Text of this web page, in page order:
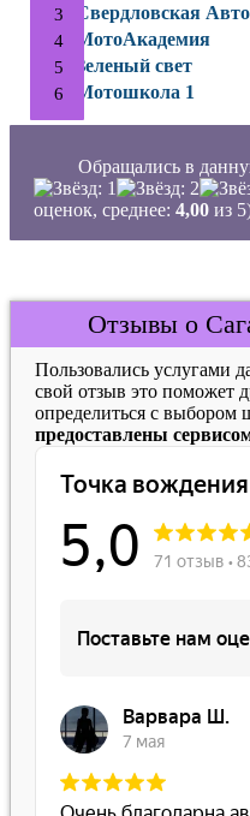
Свердловская
МотоАкадемия
Зеленый свет
Мотошкола 1
Обращались в
оценок, среднее: 4,00 из
Отзывы о
Пользовались услугами
свой отзыв это поможет
определиться с выбором
предоставлены